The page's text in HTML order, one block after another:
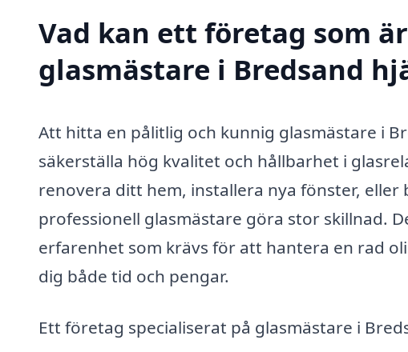
Vad kan ett företag som
glasmästare i Bredsand
Att hitta en pålitlig och kunnig glasmästare i
säkerställa hög kvalitet och hållbarhet i
renovera ditt hem, installera nya fönster,
professionell glasmästare göra stor skillnad.
erfarenhet som krävs för att hantera en rad
dig både tid och pengar.
Ett företag specialiserat på glasmästare i